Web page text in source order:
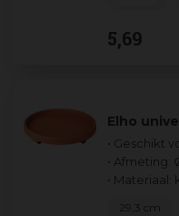
5,69
Elho
• Geschikt
•
•
29,3 cm